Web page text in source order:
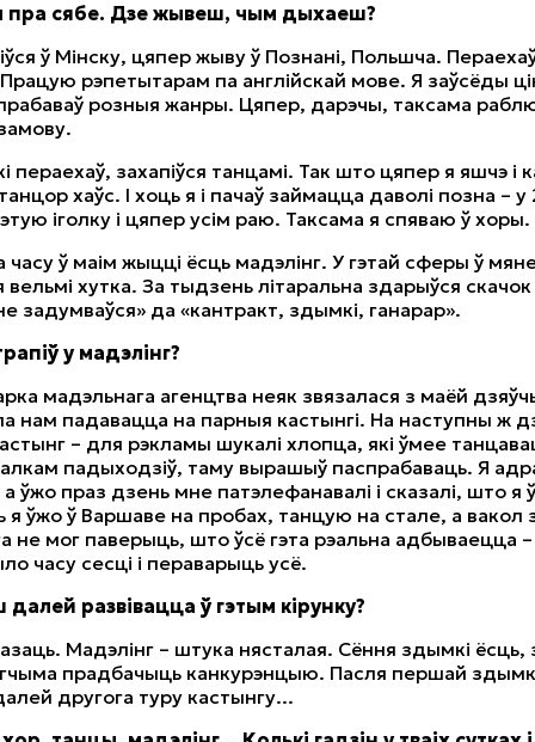
пра сябе. Дзе жывеш, чым дыхаеш?
ў Мінску, цяпер жыву ў Познані, Польшча.
рэпетытарам па англійскай мове. Я заўсёды
розныя жанры. Цяпер, дарэчы, таксама
пераехаў, захапіўся танцамі. Так што цяпер я яшчэ
хаўс. І хоць я і пачаў займацца даволі позна – у
іголку і цяпер усім раю. Таксама я спяваю ў хоры.
часу ў маім жыцці ёсць мадэлінг. У гэтай сферы ў
вельмі хутка. За тыдзень літаральна здарыўся
задумваўся» да «кантракт, здымкі, ганарар».
у мадэлінг?
мадэльнага агенцтва неяк звязалася з маёй
нам падавацца на парныя кастынгі. На наступны ж
– для рэкламы шукалі хлопца, які ўмее
падыходзіў, таму вырашыў паспрабаваць. Я
а ўжо праз дзень мне патэлефанавалі і сказалі, што я
я ўжо ў Варшаве на пробах, танцую на стале, а вакол
не мог паверыць, што ўсё гэта рэальна адбываецца
часу сесці і пераварыць усё.
развівацца ў гэтым кірунку?
Мадэлінг – штука нясталая. Сёння здымкі ёсць,
прадбачыць канкурэнцыю. Пасля першай
другога туру кастынгу...